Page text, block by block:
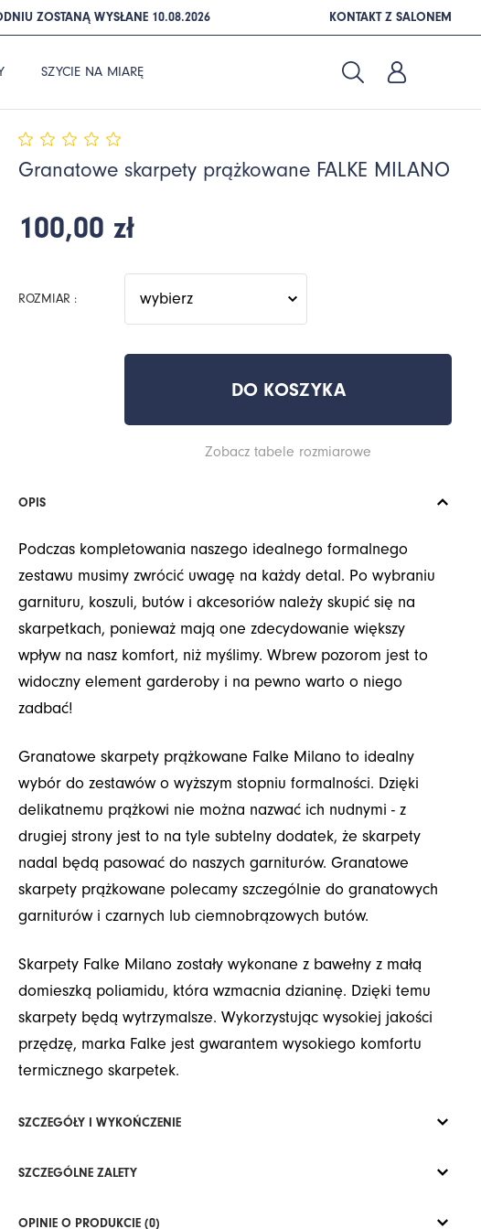
ZOSTANĄ WYSŁANE 10.08.2026 KONTAKT Z SALONEM
SZYCIE NA MIARĘ
Granatowe skarpety prążkowane FALKE MILANO
100,00 zł
ROZMIAR :
DO KOSZYKA
Zobacz tabele rozmiarowe
OPIS
Podczas kompletowania naszego idealnego formalnego
zestawu musimy zwrócić uwagę na każdy detal. Po wybraniu
garnituru, koszuli, butów i akcesoriów należy skupić się na
skarpetkach, ponieważ mają one zdecydowanie większy
wpływ na nasz komfort, niż myślimy. Wbrew pozorom jest to
widoczny element garderoby i na pewno warto o niego
zadbać!
Granatowe skarpety prążkowane Falke Milano to idealny
wybór do zestawów o wyższym stopniu formalności. Dzięki
delikatnemu prążkowi nie można nazwać ich nudnymi - z
drugiej strony jest to na tyle subtelny dodatek, że skarpety
nadal będą pasować do naszych garniturów. Granatowe
skarpety prążkowane polecamy szczególnie do granatowych
garniturów i czarnych lub ciemnobrązowych butów.
Skarpety Falke Milano zostały wykonane z bawełny z małą
domieszką poliamidu, która wzmacnia dzianinę. Dzięki temu
skarpety będą wytrzymalsze. Wykorzystując wysokiej jakości
przędzę, marka Falke jest gwarantem wysokiego komfortu
termicznego skarpetek.
SZCZEGÓŁY I WYKOŃCZENIE
SZCZEGÓLNE ZALETY
OPINIE O PRODUKCIE (0)